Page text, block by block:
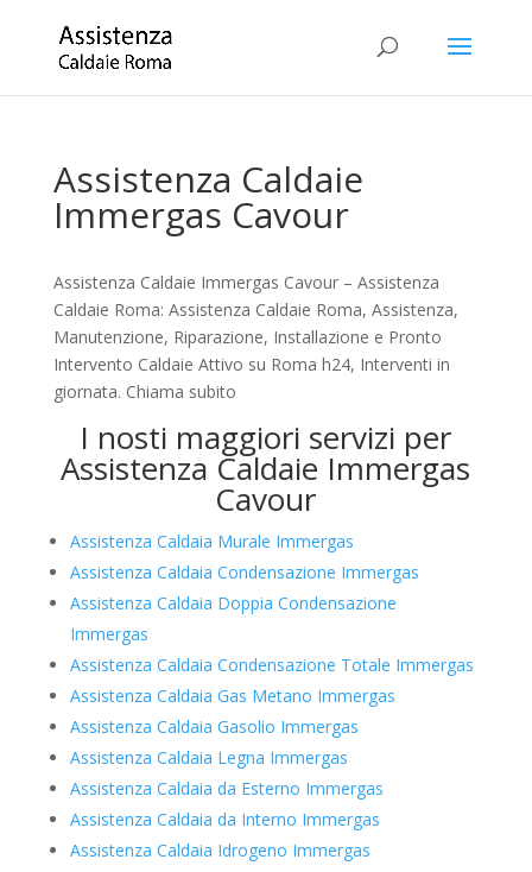
Assistenza Caldaie
Immergas Cavour
Assistenza Caldaie Immergas Cavour – Assistenza
Caldaie Roma: Assistenza Caldaie Roma, Assistenza,
Manutenzione, Riparazione, Installazione e Pronto
Intervento Caldaie Attivo su Roma h24, Interventi in
giornata. Chiama subito
I nosti maggiori servizi per
Assistenza Caldaie Immergas
Cavour
Assistenza Caldaia Murale Immergas
Assistenza Caldaia Condensazione Immergas
Assistenza Caldaia Doppia Condensazione
Immergas
Assistenza Caldaia Condensazione Totale Immergas
Assistenza Caldaia Gas Metano Immergas
Assistenza Caldaia Gasolio Immergas
Assistenza Caldaia Legna Immergas
Assistenza Caldaia da Esterno Immergas
Assistenza Caldaia da Interno Immergas
Assistenza Caldaia Idrogeno Immergas